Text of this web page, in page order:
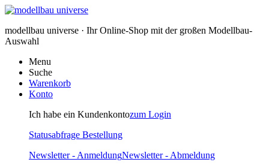
modellbau universe · Ihr Online-Shop mit der großen Modellbau-
Auswahl
Menu
Suche
Warenkorb
Konto
Ich habe ein Kundenkontozum Login
Statusabfrage Bestellung
Newsletter - AnmeldungNewsletter - Abmeldung